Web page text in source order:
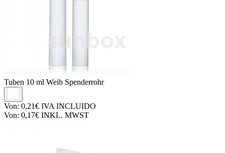
Tuben 10 ml Weib Spenderrohr
Von: 0,21€ IVA INCLUIDO
Von: 0,17€ INKL. MWST